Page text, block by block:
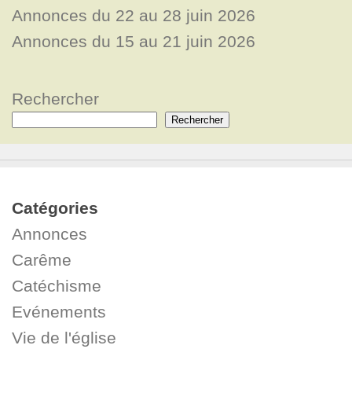
Annonces du 22 au 28 juin 2026
Annonces du 15 au 21 juin 2026
Rechercher
Rechercher
Catégories
Annonces
Carême
Catéchisme
Evénements
Vie de l'église